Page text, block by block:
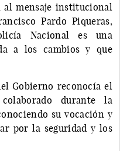
al mensaje institucional
Pardo Piqueras,
Nacional es una
a los cambios y que
Gobierno reconocía el
durante la
su vocación y
por la seguridad y los